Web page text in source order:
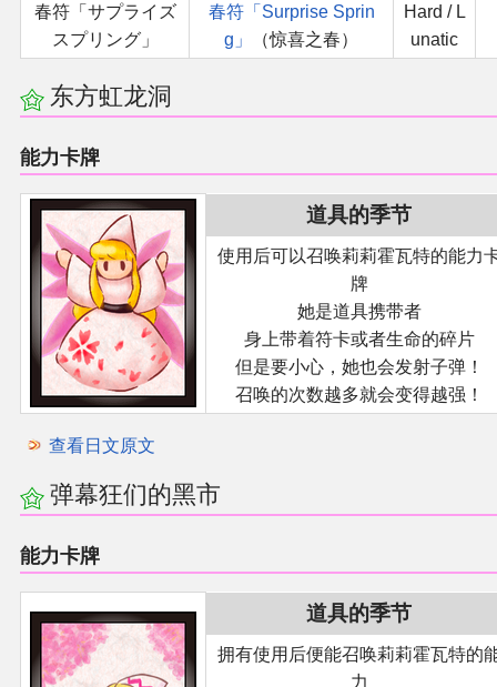
春符「サプライズ
スプリング」
春符「Surprise Sprin
g」
（惊喜之春）
Hard / L
unatic
东方虹龙洞
能力卡牌
道具的季节
使用后可以召唤莉莉霍瓦特的能力
牌
她是道具携带者
身上带着符卡或者生命的碎片
但是要小心，她也会发射子弹！
召唤的次数越多就会变得越强！
查看日文原文
弹幕狂们的黑市
能力卡牌
道具的季节
拥有使用后便能召唤莉莉霍瓦特的
力